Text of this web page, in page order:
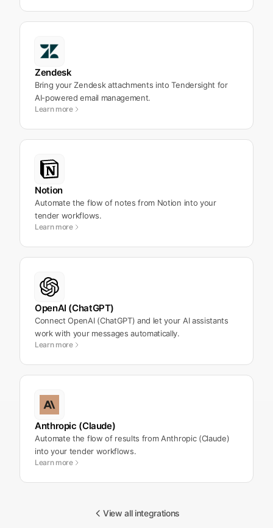
Zendesk
Bring your Zendesk attachments into Tendersight for
AI-powered email management.
Learn more
Notion
Automate the flow of notes from Notion into your
tender workflows.
Learn more
OpenAI (ChatGPT)
Connect OpenAI (ChatGPT) and let your AI assistants
work with your messages automatically.
Learn more
Anthropic (Claude)
Automate the flow of results from Anthropic (Claude)
into your tender workflows.
Learn more
View all integrations